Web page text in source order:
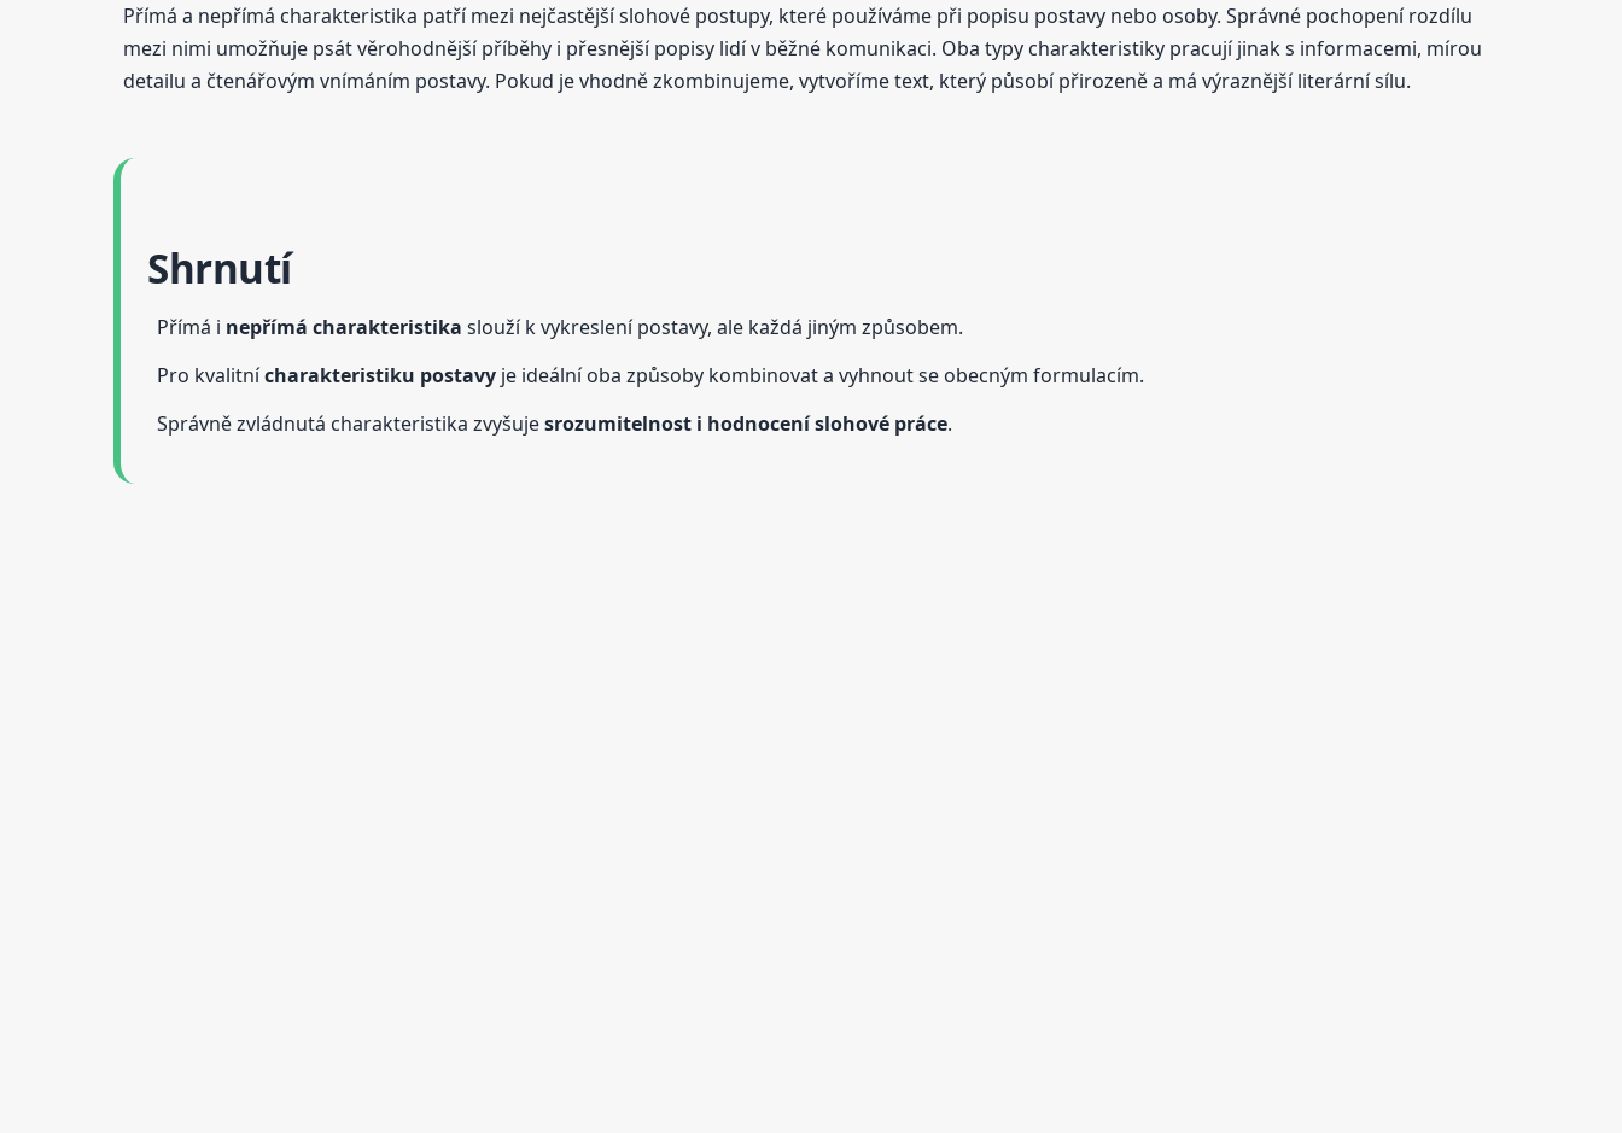
Přímá a nepřímá charakteristika patří mezi nejčastější slohové postupy, které používáme při popisu postavy nebo osoby. Správné pochopení rozdílu
mezi nimi umožňuje psát věrohodnější příběhy i přesnější popisy lidí v běžné komunikaci. Oba typy charakteristiky pracují jinak s informacemi, mírou
detailu a čtenářovým vnímáním postavy. Pokud je vhodně zkombinujeme, vytvoříme text, který působí přirozeně a má výraznější literární sílu.
Shrnutí
Přímá i nepřímá charakteristika slouží k vykreslení postavy, ale každá jiným způsobem.
Pro kvalitnícharakteristiku postavy je ideální oba způsoby kombinovat a vyhnout se obecným formulacím.
Správně zvládnutá charakteristika zvyšujesrozumitelnost i hodnocení slohové práce.